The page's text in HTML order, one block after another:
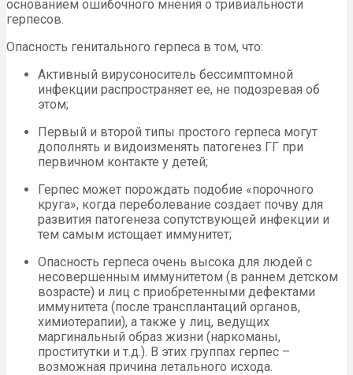
основанием ошибочного мнения о тривиальности
герпесов.
Опасность генитального герпеса в том, что:
Активный вирусоноситель бессимптомной
инфекции распространяет ее, не подозревая об
этом;
Первый и второй типы простого герпеса могут
дополнять и видоизменять патогенез ГГ при
первичном контакте у детей;
Герпес может порождать подобие «порочного
круга», когда переболевание создает почву для
развития патогенеза сопутствующей инфекции и
тем самым истощает иммунитет;
Опасность герпеса очень высока для людей с
несовершенным иммунитетом (в раннем детском
возрасте) и лиц с приобретенными дефектами
иммунитета (после трансплантаций органов,
химиотерапии), а также у лиц, ведущих
маргинальный образ жизни (наркоманы,
проститутки и т.д.). В этих группах герпес –
возможная причина летального исхода.